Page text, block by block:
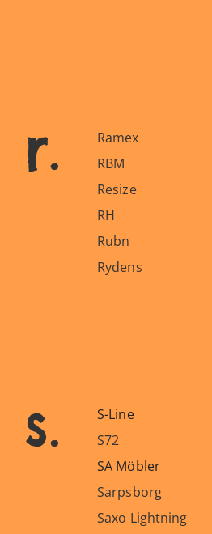
r.
Ramex
RBM
Resize
RH
Rubn
Rydens
s.
S-Line
S72
SA Möbler
Sarpsborg
Saxo Lightning